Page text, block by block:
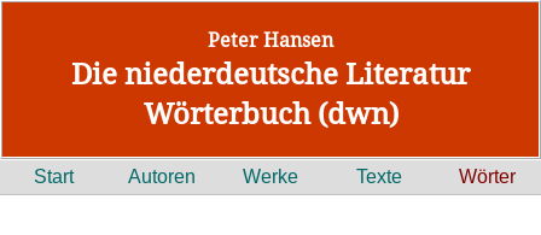
Peter Hansen
Die niederdeutsche Literatur
Wörterbuch (dwn)
Start Autoren Werke Texte Wörter